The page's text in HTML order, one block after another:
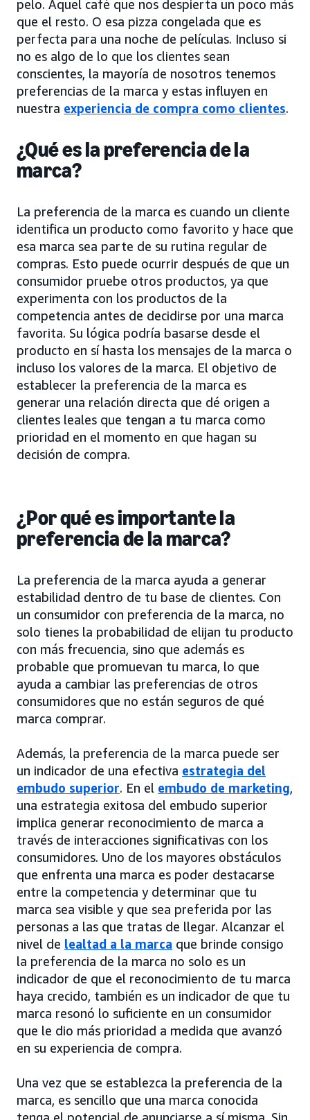
pelo. Aquel café que nos despierta un poco más
que el resto. O esa pizza congelada que es
perfecta para una noche de películas. Incluso si
no es algo de lo que los clientes sean
conscientes, la mayoría de nosotros tenemos
preferencias de la marca y estas influyen en
nuestra experiencia de compra como clientes.
¿Qué es la preferencia de la
marca?
La preferencia de la marca es cuando un cliente
identifica un producto como favorito y hace que
esa marca sea parte de su rutina regular de
compras. Esto puede ocurrir después de que un
consumidor pruebe otros productos, ya que
experimenta con los productos de la
competencia antes de decidirse por una marca
favorita. Su lógica podría basarse desde el
producto en sí hasta los mensajes de la marca o
incluso los valores de la marca. El objetivo de
establecer la preferencia de la marca es
generar una relación directa que dé origen a
clientes leales que tengan a tu marca como
prioridad en el momento en que hagan su
decisión de compra.
¿Por qué es importante la
preferencia de la marca?
La preferencia de la marca ayuda a generar
estabilidad dentro de tu base de clientes. Con
un consumidor con preferencia de la marca, no
solo tienes la probabilidad de elijan tu producto
con más frecuencia, sino que además es
probable que promuevan tu marca, lo que
ayuda a cambiar las preferencias de otros
consumidores que no están seguros de qué
marca comprar.
Además, la preferencia de la marca puede ser
un indicador de una efectiva estrategia del
embudo superior. En el embudo de marketing,
una estrategia exitosa del embudo superior
implica generar reconocimiento de marca a
través de interacciones significativas con los
consumidores. Uno de los mayores obstáculos
que enfrenta una marca es poder destacarse
entre la competencia y determinar que tu
marca sea visible y que sea preferida por las
personas a las que tratas de llegar. Alcanzar el
nivel de lealtad a la marca que brinde consigo
la preferencia de la marca no solo es un
indicador de que el reconocimiento de tu marca
haya crecido, también es un indicador de que tu
marca resonó lo suficiente en un consumidor
que le dio más prioridad a medida que avanzó
en su experiencia de compra.
Una vez que se establezca la preferencia de la
marca, es sencillo que una marca conocida